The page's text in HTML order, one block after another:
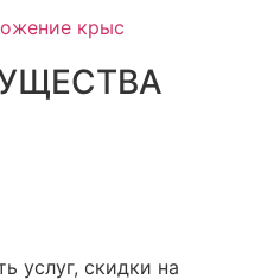
крыс
услуг, скидки на